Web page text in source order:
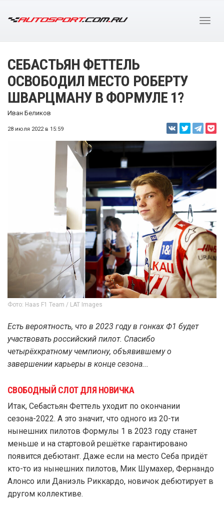
СЕБАСТЬЯН ФЕТТЕЛЬ
ОСВОБОДИЛ МЕСТО РОБЕРТУ
ШВАРЦМАНУ В ФОРМУЛЕ 1?
Иван Беликов
28 июля 2022 в 15:59
Фото: Haas F1 Team / LAT Images
Есть вероятность, что в 2023 году в гонках Ф1 будет
участвовать российский пилот. Спасибо
четырёхкратному чемпиону, объявившему о
завершении карьеры в конце сезона...
СВОБОДНЫЙ СЛОТ ДЛЯ НОВИЧКА
Итак, Себастьян Феттель уходит по окончании
сезона-2022. А это значит, что одного из 20-ти
нынешних пилотов Формулы 1 в 2023 году станет
меньше и на стартовой решётке гарантировано
появится дебютант. Даже если на место Себа придёт
кто-то из нынешних пилотов, Мик Шумахер, Фернандо
Алонсо или Даниэль Риккардо, новичок дебютирует в
другом коллективе.